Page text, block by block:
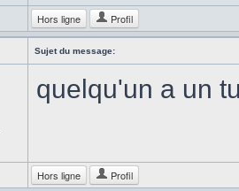
Hors ligne Profil
Sujet du message:
quelqu'un a un
Hors ligne Profil